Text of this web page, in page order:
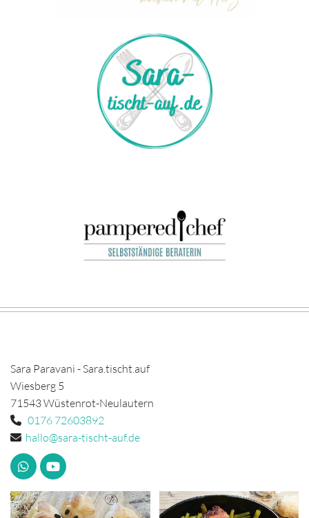
Sara Paravani - Sara.tischt.auf
Wiesberg 5
71543 Wüstenrot-Neulautern
 0176 72603892
 hallo@sara-tischt-auf.de